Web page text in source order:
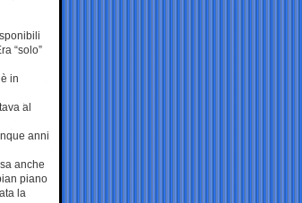
“solo”
in
al
anni
anche
piano
la